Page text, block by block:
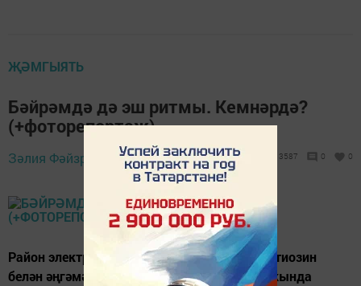
ҖӘМГЫЯТЬ
Бәйрәмдә дә эш ритмы. Кемнәрдә?
(+фоторепортаж)
Зәлия Фәйзрахманова, 23 декабрь 2017
- 12:41
3587 0 0
Район электр челтәре җитәкчесе Әнвәр Бахтиозин
белән әңгәмәбез аларның эшчәнлекләре хакында